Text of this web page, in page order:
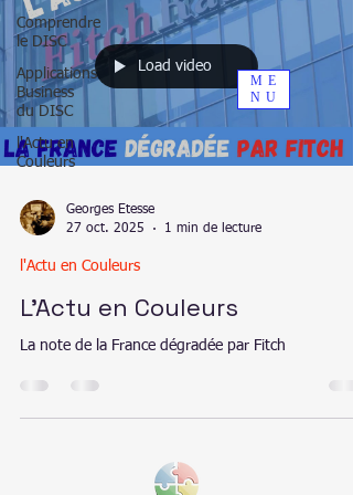
ME
NU
Expert du comportement opérationnel
(Fr & USA)
Comprendre
le DISC
Applications
Business
du DISC
l'Actu en
Couleurs
Load video
Georges Etesse
27 oct. 2025
1 min de lecture
l'Actu en Couleurs
L'Actu en Couleurs
La note de la France dégradée par Fitch